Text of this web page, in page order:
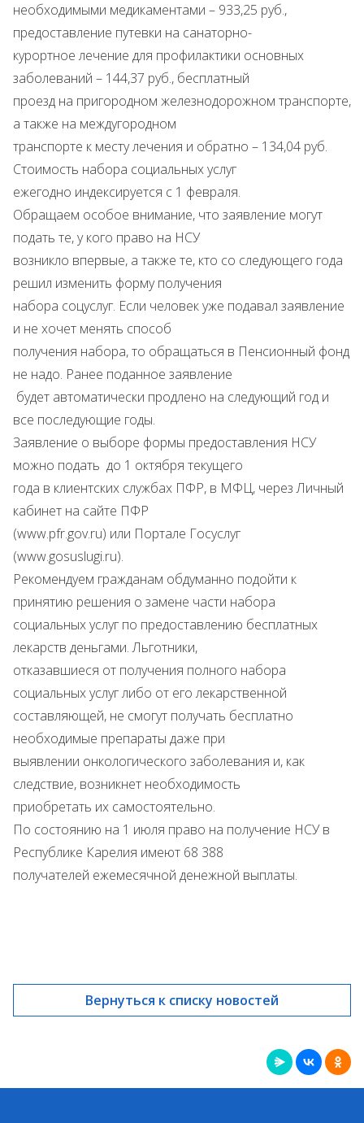
необходимыми медикаментами – 933,25 руб.,
предоставление путевки на санаторно-
курортное лечение для профилактики основных
заболеваний – 144,37 руб., бесплатный
проезд на пригородном железнодорожном транспорте,
а также на междугородном
транспорте к месту лечения и обратно – 134,04 руб.
Стоимость набора социальных услуг
ежегодно индексируется с 1 февраля.
Обращаем особое внимание, что заявление могут
подать те, у кого право на НСУ
возникло впервые, а также те, кто со следующего года
решил изменить форму получения
набора соцуслуг. Если человек уже подавал заявление
и не хочет менять способ
получения набора, то обращаться в Пенсионный фонд
не надо. Ранее поданное заявление
будет автоматически продлено на следующий год и
все последующие годы.
Заявление о выборе формы предоставления НСУ
можно подать до 1 октября текущего
года в клиентских службах ПФР, в МФЦ, через Личный
кабинет на сайте ПФР
(www.pfr.gov.ru) или Портале Госуслуг
(www.gosuslugi.ru).
Рекомендуем гражданам обдуманно подойти к
принятию решения о замене части набора
социальных услуг по предоставлению бесплатных
лекарств деньгами. Льготники,
отказавшиеся от получения полного набора
социальных услуг либо от его лекарственной
составляющей, не смогут получать бесплатно
необходимые препараты даже при
выявлении онкологического заболевания и, как
следствие, возникнет необходимость
приобретать их самостоятельно.
По состоянию на 1 июля право на получение НСУ в
Республике Карелия имеют 68 388
получателей ежемесячной денежной выплаты.
Вернуться к списку новостей